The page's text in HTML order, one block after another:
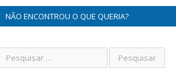
NÃO ENCONTROU O QUE QUERIA?